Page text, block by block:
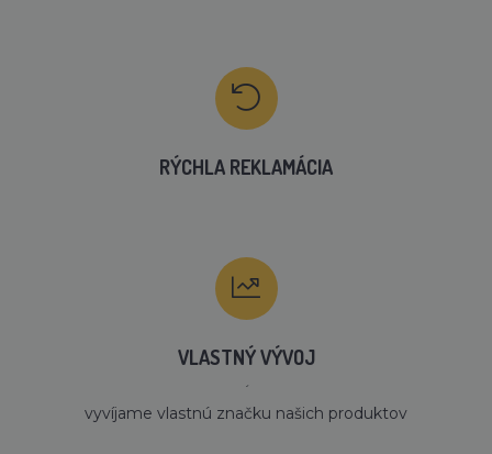
RÝCHLA REKLAMÁCIA
VLASTNÝ VÝVOJ
´
vyvíjame vlastnú značku našich produktov